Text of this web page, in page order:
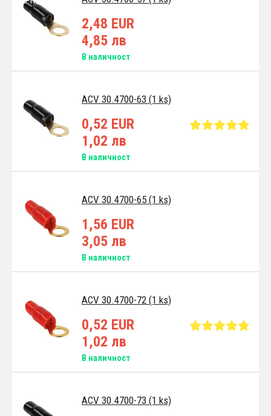
2,48 EUR
4,85 лв
В наличност
ACV 30.4700-63 (1 ks)
0,52 EUR
1,02 лв
В наличност
ACV 30.4700-65 (1 ks)
1,56 EUR
3,05 лв
В наличност
ACV 30.4700-72 (1 ks)
0,52 EUR
1,02 лв
В наличност
ACV 30.4700-73 (1 ks)